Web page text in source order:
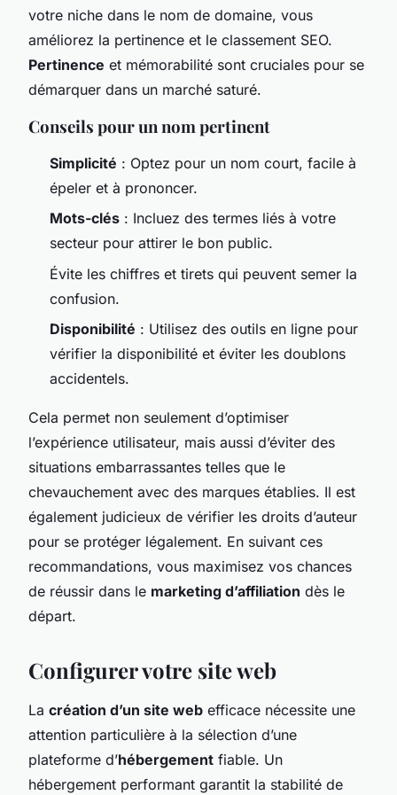
votre niche dans le nom de domaine, vous
améliorez la pertinence et le classement SEO.
Pertinence et mémorabilité sont cruciales pour se
démarquer dans un marché saturé.
Conseils pour un nom pertinent
Simplicité : Optez pour un nom court, facile à
épeler et à prononcer.
Mots-clés : Incluez des termes liés à votre
secteur pour attirer le bon public.
Évite les chiffres et tirets qui peuvent semer la
confusion.
Disponibilité : Utilisez des outils en ligne pour
vérifier la disponibilité et éviter les doublons
accidentels.
Cela permet non seulement d’optimiser
l’expérience utilisateur, mais aussi d’éviter des
situations embarrassantes telles que le
chevauchement avec des marques établies. Il est
également judicieux de vérifier les droits d’auteur
pour se protéger légalement. En suivant ces
recommandations, vous maximisez vos chances
de réussir dans le marketing d’affiliation dès le
départ.
Configurer votre site web
La création d’un site web efficace nécessite une
attention particulière à la sélection d’une
plateforme d’hébergement fiable. Un
hébergement performant garantit la stabilité de